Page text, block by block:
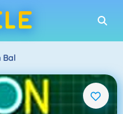
Bal